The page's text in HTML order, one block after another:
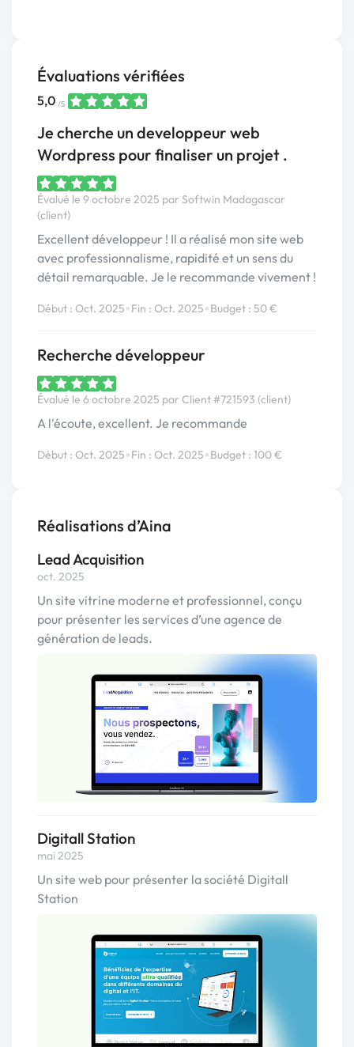
Évaluations vérifiées
5,0 /5
Je cherche un developpeur web
Wordpress pour finaliser un projet .
Évalué le 9 octobre 2025 par Softwin Madagascar
(client)
Excellent développeur ! Il a réalisé mon site web
avec professionnalisme, rapidité et un sens du
détail remarquable. Je le recommande vivement !
Début : Oct. 2025•Fin : Oct. 2025•Budget : 50 €
Recherche développeur
Évalué le 6 octobre 2025 par Client #721593 (client)
A l'écoute, excellent. Je recommande
Début : Oct. 2025•Fin : Oct. 2025•Budget : 100 €
Réalisations d’Aina
Lead Acquisition
oct. 2025
Un site vitrine moderne et professionnel, conçu
pour présenter les services d’une agence de
génération de leads.
Digitall Station
mai 2025
Un site web pour présenter la société Digitall
Station